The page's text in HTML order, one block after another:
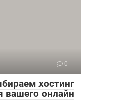
0
хостинг
вашего онлайн